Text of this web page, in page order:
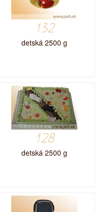
132
detská 2500 g
128
detská 2500 g